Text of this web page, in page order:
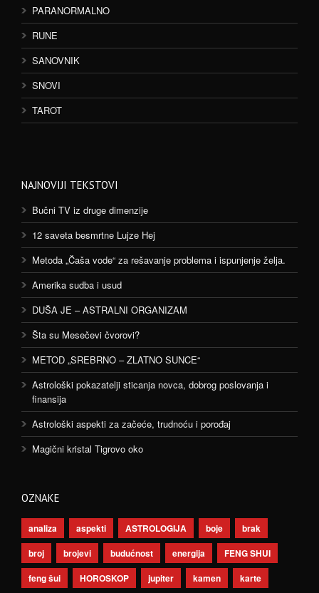
PARANORMALNO
RUNE
SANOVNIK
SNOVI
TAROT
NAJNOVIJI TEKSTOVI
Bučni TV iz druge dimenzije
12 saveta besmrtne Lujze Hej
Metoda „Čaša vode“ za rešavanje problema i ispunjenje želja.
Amerika sudba i usud
DUŠA JE – ASTRALNI ORGANIZAM
Šta su Mesečevi čvorovi?
METOD „SREBRNO – ZLATNO SUNCE“
Astrološki pokazatelji sticanja novca, dobrog poslovanja i
finansija
Astrološki aspekti za začeće, trudnoću i porođaj
Magični kristal Tigrovo oko
OZNAKE
analiza aspekti ASTROLOGIJA boje
brak
broj
brojevi budućnost energija
FENG SHUI
feng šui
HOROSKOP jupiter kamen karte